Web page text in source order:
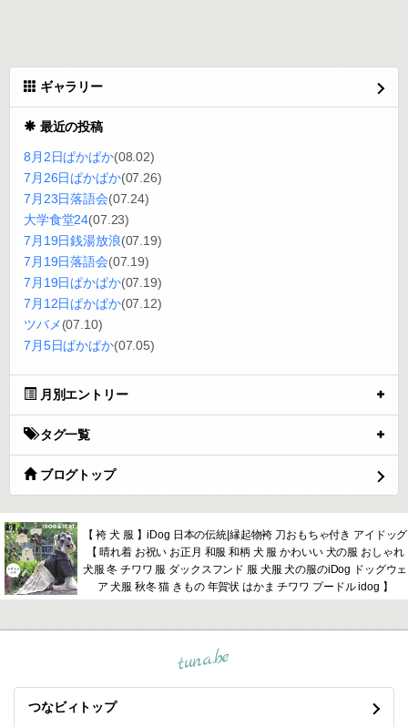
ギャラリー
最近の投稿
8月2日ぱかぱか(08.02)
7月26日ぱかぱか(07.26)
7月23日落語会(07.24)
大学食堂24(07.23)
7月19日銭湯放浪(07.19)
7月19日落語会(07.19)
7月19日ぱかぱか(07.19)
7月12日ぱかぱか(07.12)
ツバメ(07.10)
7月5日ぱかぱか(07.05)
月別エントリー
タグ一覧
ブログトップ
【 袴 犬 服 】iDog 日本の伝統|縁起物袴 刀おもちゃ付き アイドッグ
【 晴れ着 お祝い お正月 和服 和柄 犬 服 かわいい 犬の服 おしゃれ
犬服 冬 チワワ 服 ダックスフンド 服 犬服 犬の服のiDog ドッグウェ
ア 犬服 秋冬 猫 きもの 年賀状 はかま チワワ プードル idog 】
tuna.be
つなビィトップ